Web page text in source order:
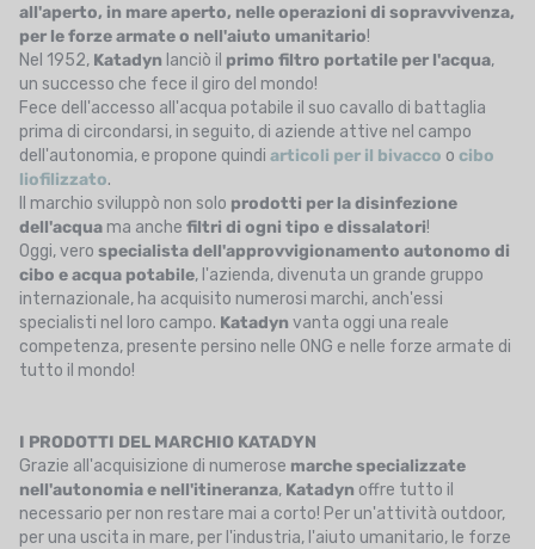
all'aperto, in mare aperto, nelle operazioni di sopravvivenza,
per le forze armate o nell'aiuto umanitario!
Nel 1952, Katadyn lanciò il primo filtro portatile per l'acqua,
un successo che fece il giro del mondo!
Fece dell'accesso all'acqua potabile il suo cavallo di battaglia
prima di circondarsi, in seguito, di aziende attive nel campo
dell'autonomia, e propone quindi articoli per il bivacco o cibo
liofilizzato.
Il marchio sviluppò non solo prodotti per la disinfezione
dell'acqua ma anche filtri di ogni tipo e dissalatori!
Oggi, vero specialista dell'approvvigionamento autonomo di
cibo e acqua potabile, l'azienda, divenuta un grande gruppo
internazionale, ha acquisito numerosi marchi, anch'essi
specialisti nel loro campo. Katadyn vanta oggi una reale
competenza, presente persino nelle ONG e nelle forze armate di
tutto il mondo!
I PRODOTTI DEL MARCHIO KATADYN
Grazie all'acquisizione di numerose marche specializzate
nell'autonomia e nell'itineranza, Katadyn offre tutto il
necessario per non restare mai a corto! Per un'attività outdoor,
per una uscita in mare, per l'industria, l'aiuto umanitario, le forze